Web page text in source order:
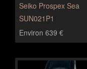
Seiko Prospex Sea
SUN021P1
Environ 639 €